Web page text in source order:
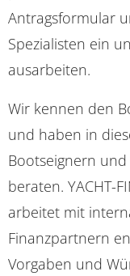
Antragsformular
Spezialisten ein
ausarbeiten.
Wir kennen den
und haben in
Bootseignern
beraten. YACHT-
arbeitet mit
Finanzpartnern
Vorgaben und